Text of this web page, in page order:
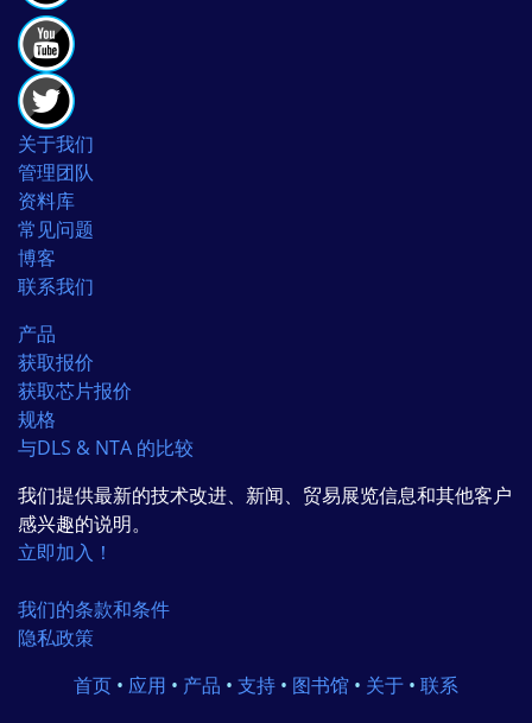
关于我们
管理团队
资料库
常见问题
博客
联系我们
产品
获取报价
获取芯片报价
规格
与DLS & NTA 的比较
我们提供最新的技术改进、新闻、贸易展览信息和其他客户
感兴趣的说明。
立即加入！
我们的条款和条件
隐私政策
首页 • 应用 • 产品 • 支持 • 图书馆 • 关于 • 联系